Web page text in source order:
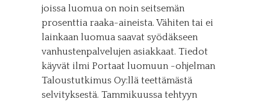
joissa luomua on noin seitsemän
prosenttia raaka-aineista. Vähiten tai ei
lainkaan luomua saavat syödäkseen
vanhustenpalvelujen asiakkaat. Tiedot
käyvät ilmi Portaat luomuun -ohjelman
Taloustutkimus Oy:llä teettämästä
selvityksestä. Tammikuussa tehtyyn